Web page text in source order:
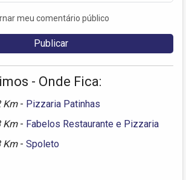
meu comentário público
- Onde Fica:
Km - Pizzaria Patinhas
Km - Fabelos Restaurante e Pizzaria
Km - Spoleto